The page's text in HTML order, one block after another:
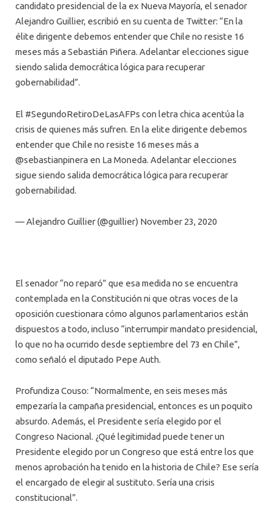
candidato presidencial de la ex Nueva Mayoría, el senador
Alejandro Guillier, escribió en su cuenta de Twitter: “En la
élite dirigente debemos entender que Chile no resiste 16
meses más a Sebastián Piñera. Adelantar elecciones sigue
siendo salida democrática lógica para recuperar
gobernabilidad”.
El #SegundoRetiroDeLasAFPs con letra chica acentúa la
crisis de quienes más sufren. En la elite dirigente debemos
entender que Chile no resiste 16 meses más a
@sebastianpinera en La Moneda. Adelantar elecciones
sigue siendo salida democrática lógica para recuperar
gobernabilidad.
— Alejandro Guillier (@guillier) November 23, 2020
El senador “no reparó” que esa medida no se encuentra
contemplada en la Constitución ni que otras voces de la
oposición cuestionara cómo algunos parlamentarios están
dispuestos a todo, incluso “interrumpir mandato presidencial,
lo que no ha ocurrido desde septiembre del 73 en Chile”,
como señaló el diputado Pepe Auth.
Profundiza Couso: “Normalmente, en seis meses más
empezaría la campaña presidencial, entonces es un poquito
absurdo. Además, el Presidente sería elegido por el
Congreso Nacional. ¿Qué legitimidad puede tener un
Presidente elegido por un Congreso que está entre los que
menos aprobación ha tenido en la historia de Chile? Ese sería
el encargado de elegir al sustituto. Sería una crisis
constitucional”.